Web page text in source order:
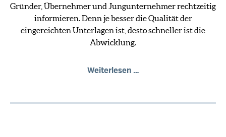
Gründer, Übernehmer und Jungunternehmer rechtzeitig
informieren. Denn je besser die Qualität der
eingereichten Unterlagen ist, desto schneller ist die
Abwicklung.
Weiterlesen …